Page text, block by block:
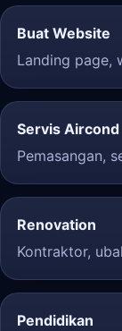
Buat Website
Landing page,
Servis Aircond
Pemasangan,
Renovation
Kontraktor,
Pendidikan